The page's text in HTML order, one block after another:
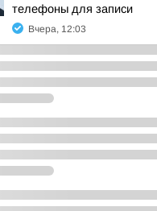
телефоны для записи
Вчера, 12:03